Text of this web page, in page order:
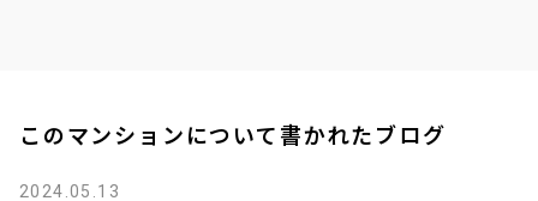
このマンションについて書かれたブログ
2024.05.13